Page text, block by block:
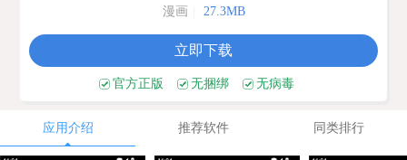
漫画 27.3MB
立即下载
官方正版 无捆绑 无病毒
应用介绍 推荐软件 同类排行